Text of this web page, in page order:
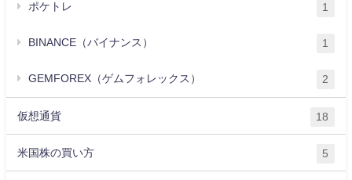
ポケトレ 1
BINANCE（バイナンス） 1
GEMFOREX（ゲムフォレックス） 2
仮想通貨 18
米国株の買い方 5